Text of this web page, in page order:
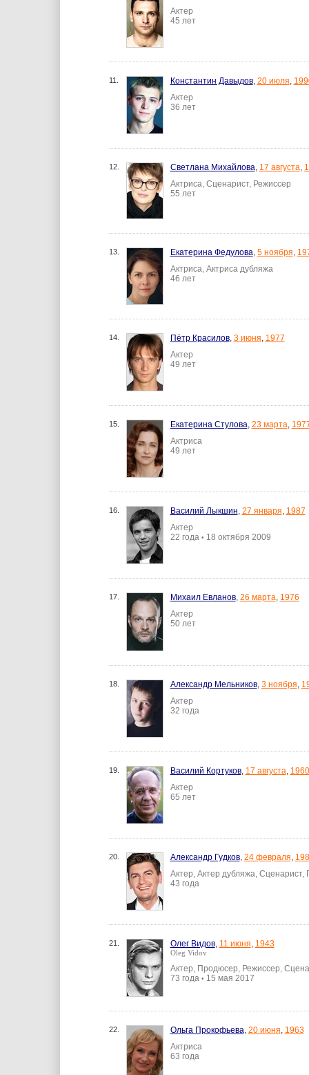
Актер
45 лет
11. Константин Давыдов, 20 июля,
Актер
36 лет
12. Светлана Михайлова, 17 августа,
Актриса, Сценарист, Режиссер
55 лет
13. Екатерина Федулова, 5 ноября,
Актриса, Актриса дубляжа
46 лет
14. Пётр Красилов, 3 июня, 1977
Актер
49 лет
15. Екатерина Стулова, 23 марта,
Актриса
49 лет
16. Василий Лыкшин, 27 января, 1987
Актер
22 года • 18 октября 2009
17. Михаил Евланов, 26 марта, 1976
Актер
50 лет
18. Александр Мельников, 3 ноября,
Актер
32 года
19. Василий Кортуков, 17 августа, 1960
Актер
65 лет
20. Александр Гудков, 24 февраля,
Актер, Актер дубляжа, Сценарист,
43 года
21. Олег Видов, 11 июня, 1943
Oleg Vidov
Актер, Продюсер, Режиссер,
73 года • 15 мая 2017
22. Ольга Прокофьева, 20 июня, 1963
Актриса
63 года